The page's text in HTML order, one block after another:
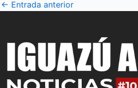
← Entrada anterior